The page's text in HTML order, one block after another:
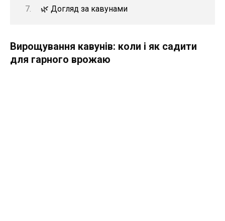
🌿 Догляд за кавунами
Вирощування кавунів: коли і як садити
для гарного врожаю